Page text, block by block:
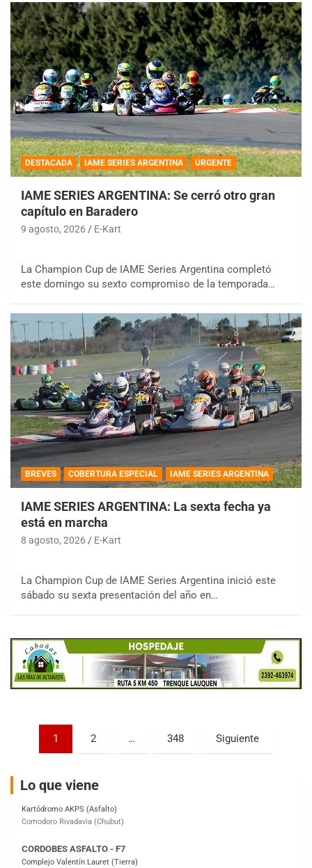
DESTACADA IAME SERIES ARGENTINA URGENTE
IAME SERIES ARGENTINA: Se cerró otro gran
capítulo en Baradero
9 agosto, 2026 E-Kart
La Champion Cup de IAME Series Argentina completó
este domingo su sexto compromiso de la temporada…
BREVES COBERTURA ESPECIAL IAME SERIES ARGENTINA
IAME SERIES ARGENTINA: La sexta fecha ya
está en marcha
8 agosto, 2026 E-Kart
La Champion Cup de IAME Series Argentina inició este
sábado su sexta presentación del año en…
Paginación
entradas
1 2 … 348 Siguiente
Lo que viene
APAK - F6
Zárate (Buenos Aires)
PROKART METROPOLITANO - F1
Rubén Luis Di Palma (Asfalto)
AKPS - F6
Kartódromo AKPS (Asfalto)
CORDOBES ASFALTO - F7
Complejo Valentín Lauret (Tierra)